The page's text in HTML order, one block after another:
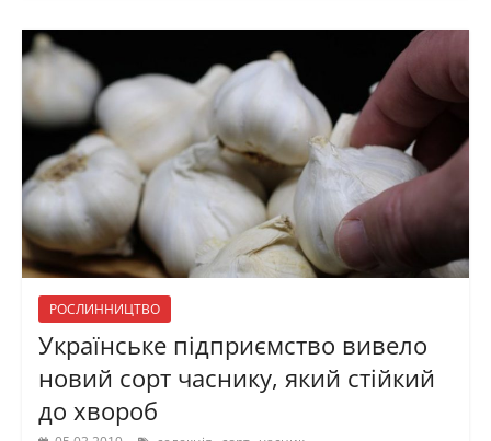
РОСЛИННИЦТВО
Українське підприємство вивело
новий сорт часнику, який стійкий
до хвороб